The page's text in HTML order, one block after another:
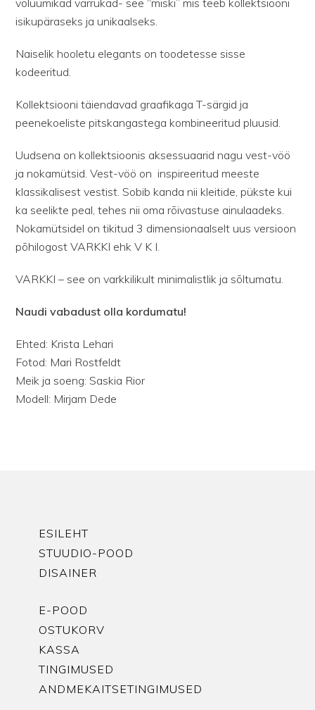
volüümikad varrukad- see “miski” mis teeb kollektsiooni
isikupäraseks ja unikaalseks.
Naiselik hooletu elegants on toodetesse sisse
kodeeritud.
Kollektsiooni täiendavad graafikaga T-särgid ja
peenekoeliste pitskangastega kombineeritud pluusid.
Uudsena on kollektsioonis aksessuaarid nagu vest-vöö
ja nokamütsid. Vest-vöö on inspireeritud meeste
klassikalisest vestist. Sobib kanda nii kleitide, pükste kui
ka seelikte peal, tehes nii oma rõivastuse ainulaadeks.
Nokamütsidel on tikitud 3 dimensionaalselt uus versioon
põhilogost VARKKI ehk V K I.
VARKKI – see on varkkilikult minimalistlik ja sõltumatu.
Naudi vabadust olla kordumatu!
Ehted: Krista Lehari
Fotod: Mari Rostfeldt
Meik ja soeng: Saskia Rior
Modell: Mirjam Dede
ESILEHT
STUUDIO-POOD
DISAINER
E-POOD
OSTUKORV
KASSA
TINGIMUSED
ANDMEKAITSETINGIMUSED